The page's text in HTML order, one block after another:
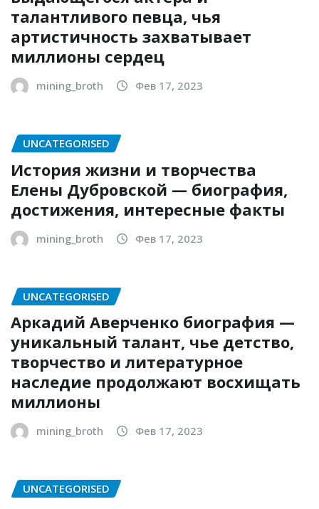
талантливого певца, чья
артистичность захватывает
миллионы сердец
mining_broth Фев 17, 2023
UNCATEGORISED
История жизни и творчества
Елены Дубровской — биография,
достижения, интересные факты
mining_broth Фев 17, 2023
UNCATEGORISED
Аркадий Аверченко биография —
уникальный талант, чье детство,
творчество и литературное
наследие продолжают восхищать
миллионы
mining_broth Фев 17, 2023
UNCATEGORISED